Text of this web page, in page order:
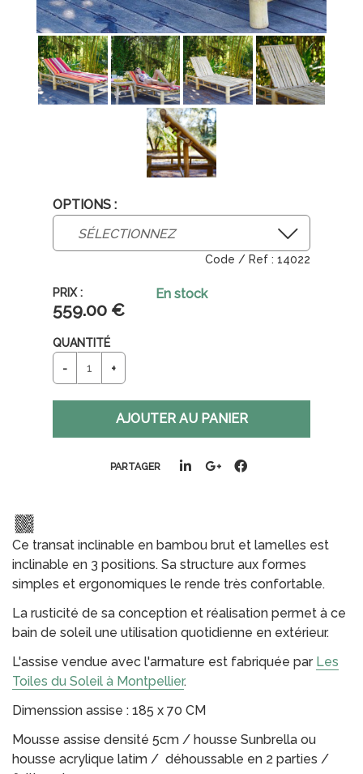
OPTIONS :
14022
559.00 €
En stock
QUANTITÉ
PARTAGER
Ce transat inclinable en bambou brut et lamelles est
inclinable en 3 positions. Sa structure aux formes
simples et ergonomiques le rende très confortable.
La rusticité de sa conception et réalisation permet à ce
bain de soleil une utilisation quotidienne en extérieur.
L'assise vendue avec l'armature est fabriquée par Les
Toiles du Soleil à Montpellier.
Dimenssion assise : 185 x 70 CM
Mousse assise densité 5cm / housse Sunbrella ou
housse acrylique latim / déhoussable en 2 parties /